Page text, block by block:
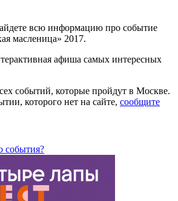
всю информацию про событие
масленица» 2017.
афиша самых интересных
событий, которые пройдут в Москве.
которого нет на сайте, сообщите
события?